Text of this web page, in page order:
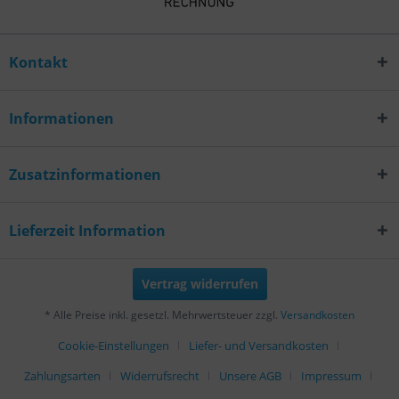
Kontakt
Informationen
Zusatzinformationen
Lieferzeit Information
Vertrag widerrufen
* Alle Preise inkl. gesetzl. Mehrwertsteuer zzgl. Versandkosten
Cookie-Einstellungen
Liefer- und Versandkosten
Zahlungsarten
Widerrufsrecht Unsere AGB
Impressum